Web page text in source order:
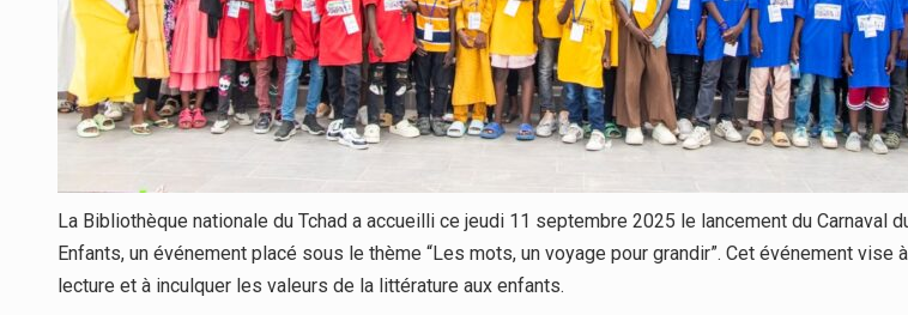
La Bibliothèque nationale du Tchad a accueilli ce jeudi 11 septembre 2025 le lancement du Carnaval
Enfants, un événement placé sous le thème “Les mots, un voyage pour grandir”. Cet événement vise
lecture et à inculquer les valeurs de la littérature aux enfants.